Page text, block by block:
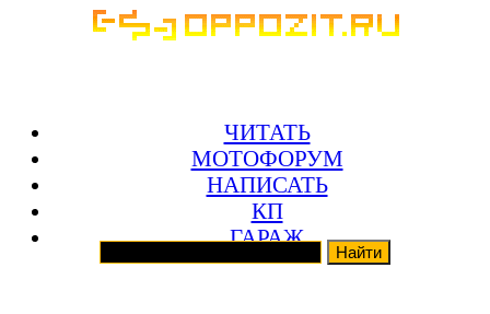
ЧИТАТЬ
МОТОФОРУМ
НАПИСАТЬ
КП
ГАРАЖ